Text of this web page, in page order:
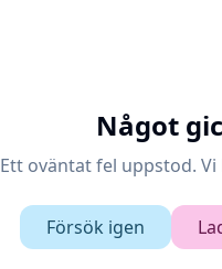
Något
Ett oväntat fel uppstod.
Försök igen